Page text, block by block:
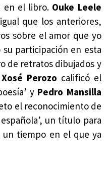
en el libro. Ouke Leele
que los anteriores,
sobre el amor que yo
su participación en esta
de retratos dibujados y
Xosé Perozo calificó el
y Pedro Mansilla
el reconocimiento de
un título para
un tiempo en el que ya